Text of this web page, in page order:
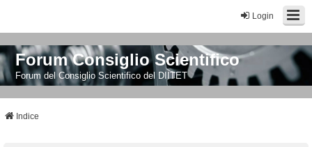
Login
Forum Consiglio Scientifico
Forum del Consiglio Scientifico del DIITET
Indice